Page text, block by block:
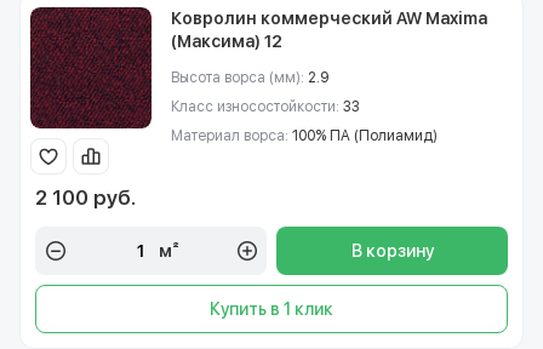
Ковролин коммерческий AW Maxima
(Максима) 12
Высота ворса (мм): 2.9
Класс износостойкости: 33
Материал ворса: 100% ПА (Полиамид)
2 100 руб.
м² В корзину
Купить в 1 клик